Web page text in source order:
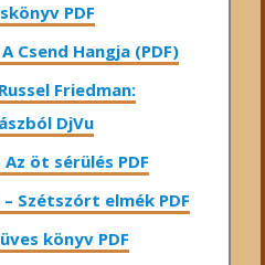
PDF
Csend Hangja (PDF)
Friedman:
DjVu
öt sérülés PDF
Szétszórt elmék PDF
könyv PDF